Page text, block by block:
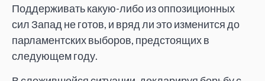
Поддерживать какую-либо из оппозиционных
сил Запад не готов, и вряд ли это изменится до
парламентских выборов, предстоящих в
следующем году.